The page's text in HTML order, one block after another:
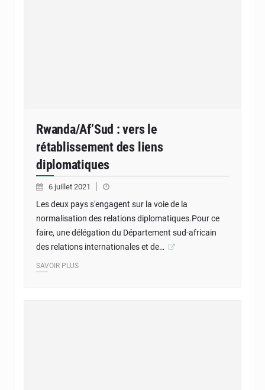
Rwanda/Af’Sud : vers le
rétablissement des liens
diplomatiques
6 juillet 2021
Les deux pays s'engagent sur la voie de la
normalisation des relations diplomatiques.Pour ce
faire, une délégation du Département sud-africain
des relations internationales et de…
SAVOIR PLUS